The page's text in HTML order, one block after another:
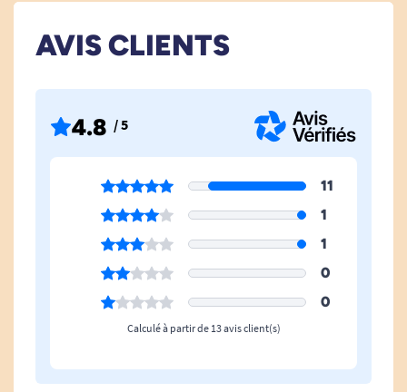
Tout
Hauteur Réglable Oui
Bariatrique
Avec Accoudoirs Non, Oui
Découpe Intime
Hauteur Hors Tout 88 cm
AVIS CLIENTS
4.8 / 5
11
1
1
0
0
Calculé à partir de 13 avis client(s)